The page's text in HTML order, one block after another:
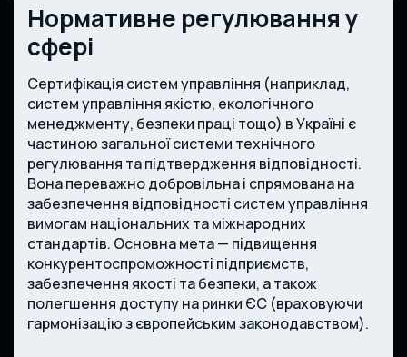
Нормативне регулювання у
сфері
Сертифікація систем управління (наприклад,
систем управління якістю, екологічного
менеджменту, безпеки праці тощо) в Україні є
частиною загальної системи технічного
регулювання та підтвердження відповідності.
Вона переважно добровільна і спрямована на
забезпечення відповідності систем управління
вимогам національних та міжнародних
стандартів. Основна мета — підвищення
конкурентоспроможності підприємств,
забезпечення якості та безпеки, а також
полегшення доступу на ринки ЄС (враховуючи
гармонізацію з європейським законодавством).